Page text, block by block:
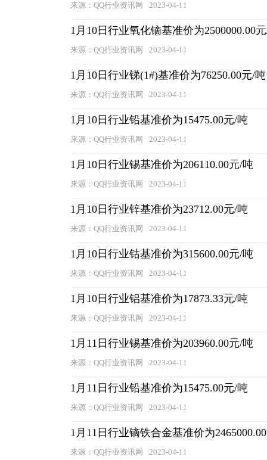
来源：QQ行业资讯网 2023-04-11
1月10日行业氧化镝基准价为2500000.00
来源：QQ行业资讯网 2023-04-11
1月10日行业锑(1#)基准价为76250.00元/吨
来源：QQ行业资讯网 2023-04-11
1月10日行业铅基准价为15475.00元/吨
来源：QQ行业资讯网 2023-04-11
1月10日行业锡基准价为206110.00元/吨
来源：QQ行业资讯网 2023-04-11
1月10日行业锌基准价为23712.00元/吨
来源：QQ行业资讯网 2023-04-11
1月10日行业钴基准价为315600.00元/吨
来源：QQ行业资讯网 2023-04-11
1月10日行业铝基准价为17873.33元/吨
来源：QQ行业资讯网 2023-04-11
1月11日行业锡基准价为203960.00元/吨
来源：QQ行业资讯网 2023-04-11
1月11日行业铅基准价为15475.00元/吨
来源：QQ行业资讯网 2023-04-11
1月11日行业镝铁合金基准价为
来源：QQ行业资讯网 2023-04-11